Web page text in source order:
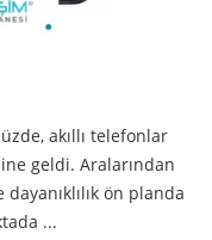
akıllı telefonlar
geldi. Aralarından
ön planda
...